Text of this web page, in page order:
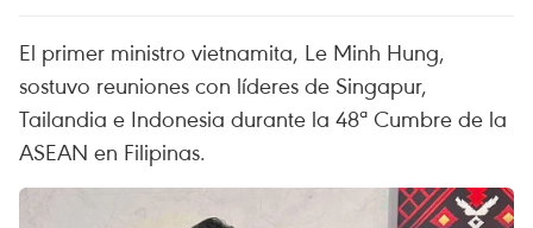
El primer ministro vietnamita, Le Minh Hung,
sostuvo reuniones con líderes de Singapur,
Tailandia e Indonesia durante la 48ª Cumbre de la
ASEAN en Filipinas.